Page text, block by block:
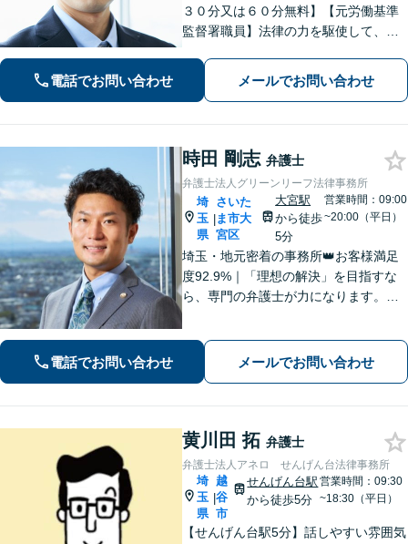
３０分又は６０分無料】【元労働基準
監督署職員】法律の力を駆使して、ト
たいと思っています。費用が不安な方
もご相談ください。【大宮駅徒歩４
電話でお問い合わせ メールでお問い合わせ
時田 剛志 弁護士
弁護士法人グリーンリーフ法律事務所
埼
玉
県
|
さいた
ま市大
宮区
大宮駅
から徒歩
5分
営業時間：09:00
~20:00（平日）
埼玉・地元密着の事務所👑お客様満足
度92.9%｜「理想の解決」を目指すな
ら、専門の弁護士が力になります。電
ださい。まずは一歩を踏み出しましょ
う。
電話でお問い合わせ メールでお問い合わせ
黄川田 拓 弁護士
弁護士法人アネロ せんげん台法律事務所
埼
玉
県
|
越
谷
市
せんげん台駅
から徒歩5分
営業時間：09:30
~18:30（平日）
【せんげん台駅5分】話しやすい雰囲気